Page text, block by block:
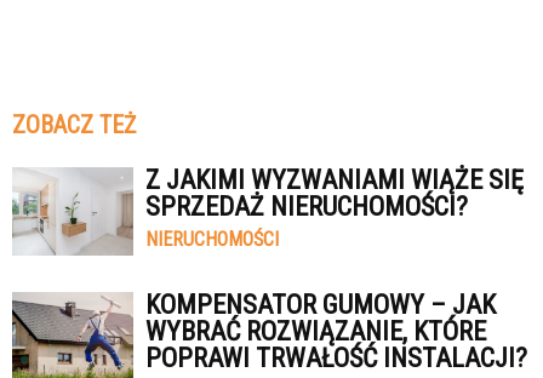
ZOBACZ TEŻ
Z JAKIMI WYZWANIAMI WIĄŻE SIĘ
SPRZEDAŻ NIERUCHOMOŚCI?
NIERUCHOMOŚCI
KOMPENSATOR GUMOWY – JAK
WYBRAĆ ROZWIĄZANIE, KTÓRE
POPRAWI TRWAŁOŚĆ INSTALACJI?